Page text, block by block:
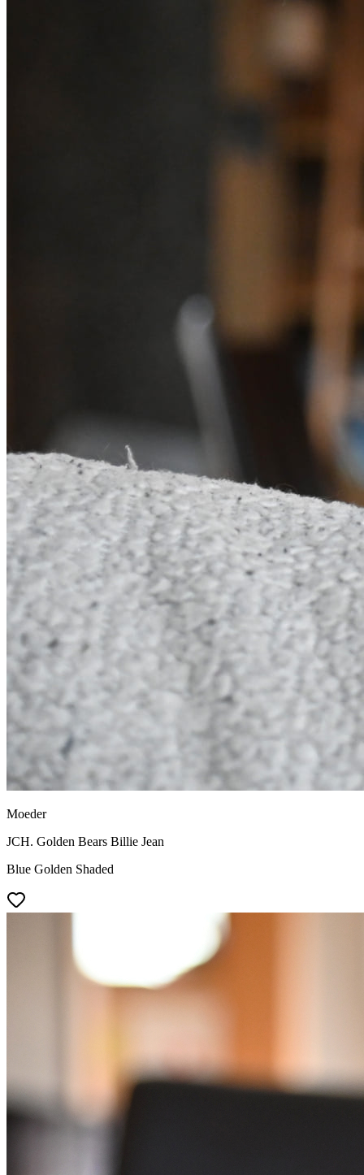
Moeder
JCH. Golden Bears Billie Jean
Blue Golden Shaded